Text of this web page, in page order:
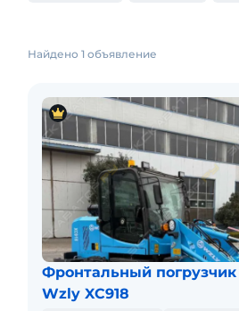
Найдено 1 объявление
Фронтальный
Wzly XC918